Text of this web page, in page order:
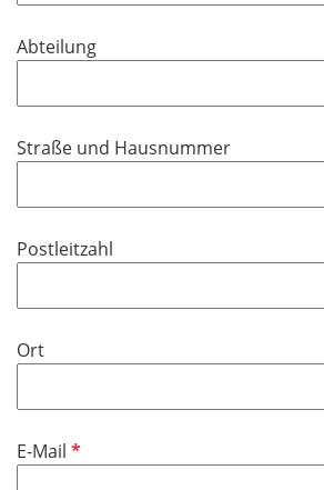
d
e
d
Abteilung
Straße und Hausnummer
Postleitzahl
Ort
E-Mail P